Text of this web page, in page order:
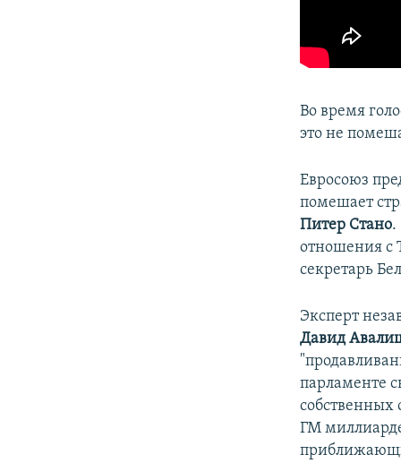
Во время
это не
Евросоюз
помешает
Питер Стано.
отношения с
секретарь
Эксперт
Давид
парламенте
собственных
ГМ